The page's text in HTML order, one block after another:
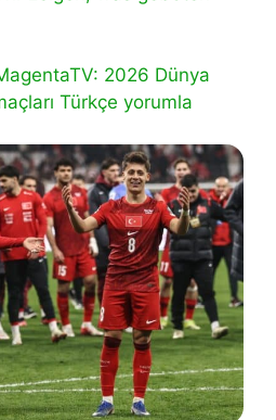
2026 Dünya
Türkçe yorumla